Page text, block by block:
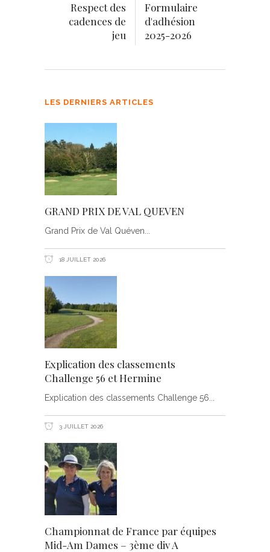
Respect des
cadences de
jeu
Formulaire
d'adhésion
2025-2026
LES DERNIERS ARTICLES
GRAND PRIX DE VAL QUEVEN
Grand Prix de Val Quéven
18 JUILLET 2026
Explication des classements
Challenge 56 et Hermine
Explication des classements Challenge 56
3 JUILLET 2026
Championnat de France par équipes
Mid-Am Dames – 3ème div A